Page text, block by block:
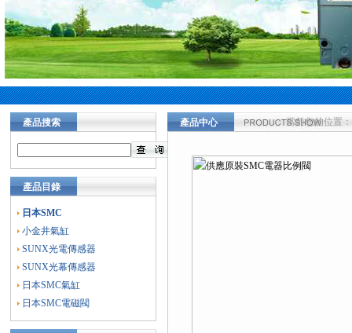
產品搜索
產品目錄
日本SMC
小金井氣缸
SUNX光電傳感器
SUNX光幕傳感器
日本SMC氣缸
日本SMC電磁閥
產品中心 當前您的位置：